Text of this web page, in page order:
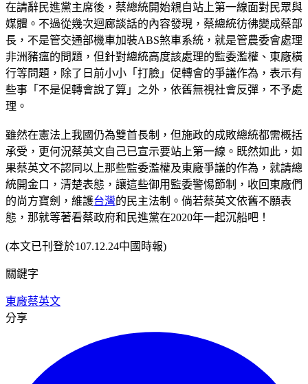
在請辭民進黨主席後，蔡總統開始親自站上第一線面對民眾與
媒體。不過從幾次迴廊談話的內容發現，蔡總統彷彿變成蔡部
長，不是管交通部機車加裝ABS煞車系統，就是管農委會處理
非洲豬瘟的問題，但針對總統高度該處理的監委濫權、東廠橫
行等問題，除了日前小小「打臉」促轉會的爭議作為，表示有
些事「不是促轉會說了算」之外，依舊無視社會反彈，不予處
理。
雖然在憲法上我國仍為雙首長制，但施政的成敗總統都需概括
承受，更何況蔡英文自己已宣示要站上第一線。既然如此，如
果蔡英文不認同以上那些監委濫權及東廠爭議的作為，就請總
統開金口，清楚表態，讓這些御用監委警惕節制，收回東廠們
的尚方寶劍，維護台灣的民主法制。倘若蔡英文依舊不願表
態，那就等著看蔡政府和民進黨在2020年一起沉船吧！
(本文已刊登於107.12.24中國時報)
關鍵字
東廠蔡英文
分享